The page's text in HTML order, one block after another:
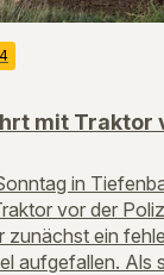
mit Traktor
in
vor der
zunächst ein
aufgefallen. Als